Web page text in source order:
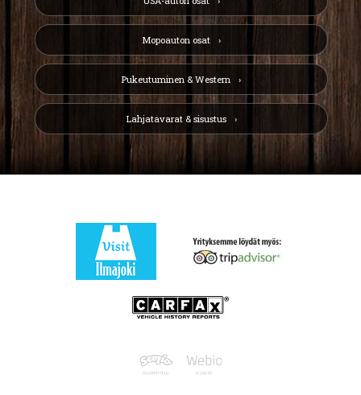
Mopoauton osat
Pukeutuminen & Western
Lahjatavarat & sisustus